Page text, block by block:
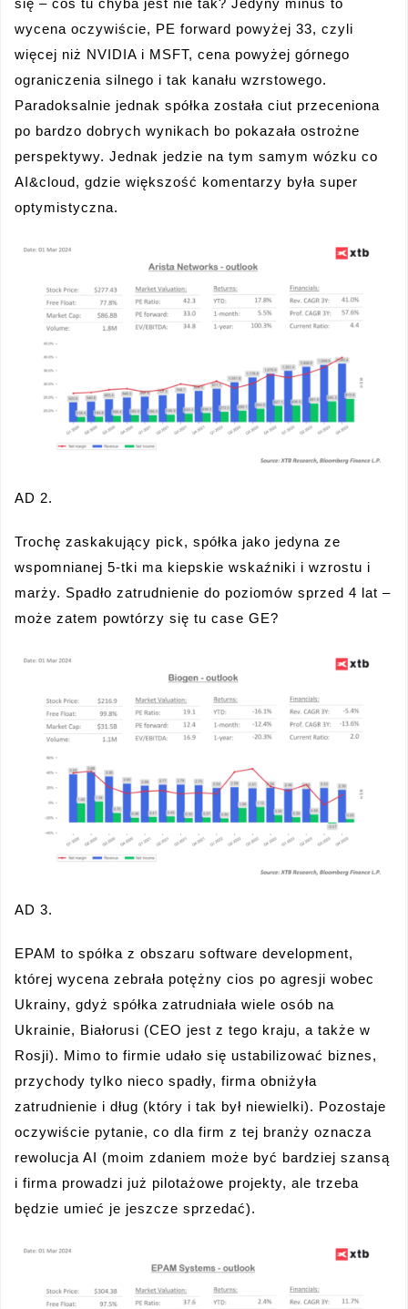
wycena oczywiście, PE forward powyżej 33, czyli
więcej niż NVIDIA i MSFT, cena powyżej górnego
ograniczenia silnego i tak kanału wzrstowego.
Paradoksalnie jednak spółka została ciut przeceniona
po bardzo dobrych wynikach bo pokazała ostrożne
perspektywy. Jednak jedzie na tym samym wózku co
AI&cloud, gdzie większość komentarzy była super
optymistyczna.
AD 2.
Trochę zaskakujący pick, spółka jako jedyna ze
wspomnianej 5-tki ma kiepskie wskaźniki i wzrostu i
marży. Spadło zatrudnienie do poziomów sprzed 4 lat –
może zatem powtórzy się tu case GE?
AD 3.
EPAM to spółka z obszaru software development,
której wycena zebrała potężny cios po agresji wobec
Ukrainy, gdyż spółka zatrudniała wiele osób na
Ukrainie, Białorusi (CEO jest z tego kraju, a także w
Rosji). Mimo to firmie udało się ustabilizować biznes,
przychody tylko nieco spadły, firma obniżyła
zatrudnienie i dług (który i tak był niewielki). Pozostaje
oczywiście pytanie, co dla firm z tej branży oznacza
rewolucja AI (moim zdaniem może być bardziej szansą
i firma prowadzi już pilotażowe projekty, ale trzeba
będzie umieć je jeszcze sprzedać).